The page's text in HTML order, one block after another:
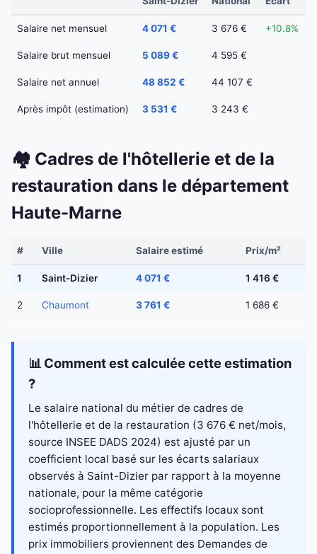
Salaire net mensuel 4 071 € 3 676 € +10.8%
Salaire brut mensuel 5 089 € 4 595 €
Salaire net annuel 48 852 € 44 107 €
Après impôt (estimation) 3 531 € 3 243 €
🏘️ Cadres de l'hôtellerie et de la
restauration dans le département
Haute-Marne
# Ville Salaire estimé Prix/m²
1 Saint-Dizier 4 071 € 1 416 €
2 Chaumont 3 761 € 1 686 €
📊 Comment est calculée cette estimation
?
Le salaire national du métier de cadres de
l'hôtellerie et de la restauration (3 676 € net/mois,
source INSEE DADS 2024) est ajusté par un
coefficient local basé sur les écarts salariaux
observés à Saint-Dizier par rapport à la moyenne
nationale, pour la même catégorie
socioprofessionnelle. Les effectifs locaux sont
estimés proportionnellement à la population. Les
prix immobiliers proviennent des Demandes de